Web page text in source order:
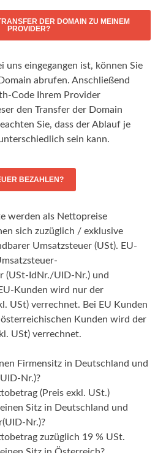
DER DOMAIN ZU MEINEM
PROVIDER?
uns eingegangen ist, können Sie
abrufen. Anschließend
Code Ihrem Provider
den Transfer der Domain
Sie, dass der Ablauf je
sein kann.
BEZAHLEN?
werden als Nettopreise
sich zuzüglich / exklusive
Umsatzsteuer (USt). EU-
(USt-IdNr./UID-Nr.) und
Kunden wird nur der
USt) verrechnet. Bei EU Kunden
Kunden wird der
USt) verrechnet.
Firmensitz in Deutschland und
Nr.)?
(Preis exkl. USt.)
Sitz in Deutschland und
Nr.)?
zuzüglich 19 % USt.